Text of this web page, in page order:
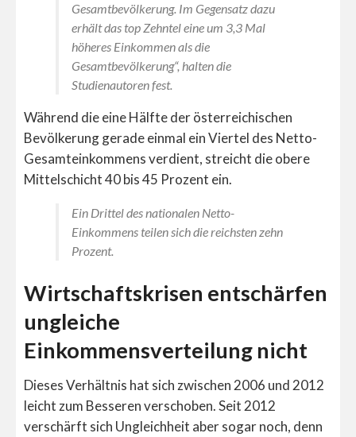
Gesamtbevölkerung. Im Gegensatz dazu
erhält das top Zehntel eine um 3,3 Mal
höheres Einkommen als die
Gesamtbevölkerung“, halten die
Studienautoren fest.
Während die eine Hälfte der österreichischen
Bevölkerung gerade einmal ein Viertel des Netto-
Gesamteinkommens verdient, streicht die obere
Mittelschicht 40 bis 45 Prozent ein.
Ein Drittel des nationalen Netto-
Einkommens teilen sich die reichsten zehn
Prozent.
Wirtschaftskrisen entschärfen
ungleiche
Einkommensverteilung nicht
Dieses Verhältnis hat sich zwischen 2006 und 2012
leicht zum Besseren verschoben. Seit 2012
verschärft sich Ungleichheit aber sogar noch, denn